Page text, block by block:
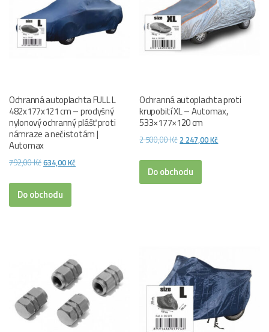
Ochranná autoplachta FULL L
482x177x121 cm – prodyšný
nylonový ochranný plášť proti
námraze a nečistotám |
Automax
792,00KčPůvodní
byla:
792,00 Kč.
634,00KčAktuální
Do obchodu
Ochranná autoplachta proti
krupobití XL – Automax,
533×177×120 cm
2 500,00KčPůvodní
byla:
2
2 247,00KčAktuální
Do obchodu